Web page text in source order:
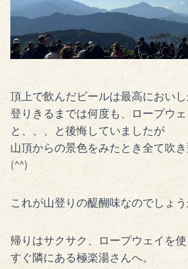
頂上で飲んだビールは最高においし
登りきるまでは何度も、ロープウ
と、、、と後悔していましたが
山頂からの景色をみたとき全て吹
(^^)
これが山登りの醍醐味なのでしょ
帰りはサクサク、ロープウェイを
すぐ隣にある極楽湯さんへ。